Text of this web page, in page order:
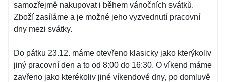
samozřejmě nakupovat i během vánočních svátků.
Zboží zasíláme a je možné jeho vyzvednutí pracovní
dny mezi svátky.
Do pátku 23.12. máme otevřeno klasicky jako kterýkoliv
jiný pracovní den a to od 8:00 do 16:30. O víkend máme
zavřeno jako kterékoliv jiné víkendové dny, po domluvě